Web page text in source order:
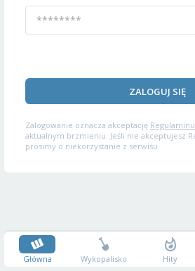
ZALOGUJ SIĘ
Zalogowanie oznacza akceptację
aktualnym brzmieniu. Jeśli nie akceptujesz
prosimy o niekorzystanie z serwisu.
Główna Wykopalisko Hity